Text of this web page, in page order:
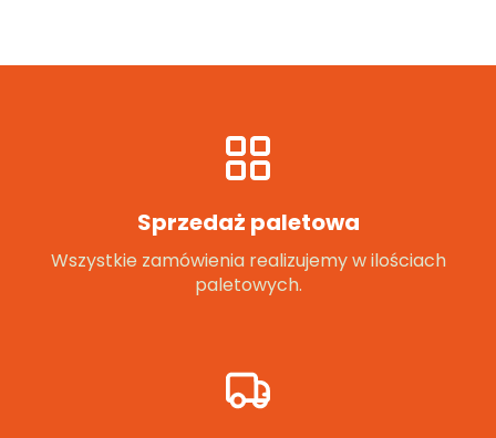
Sprzedaż paletowa
Wszystkie zamówienia realizujemy w ilościach
paletowych.